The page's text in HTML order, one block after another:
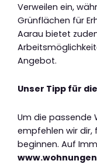
Verweilen ein,
Grünflächen für
Aarau bietet
Angebot.
Unser Tipp für
Um die passende
empfehlen wir dir,
beginnen. Auf